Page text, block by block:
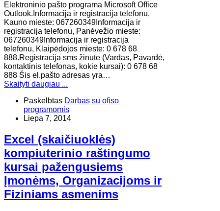
Elektroninio pašto programa Microsoft Office
Outlook.Informacija ir registracija telefonu,
Kauno mieste: 067260349Informacija ir
registracija telefonu, Panėvežio mieste:
067260349Informacija ir registracija
telefonu, Klaipėdojos mieste: 0 678 68
888.Registracija sms žinute (Vardas, Pavardė,
kontaktinis telefonas, kokie kursai): 0 678 68
888 Šis el.pašto adresas yra…
Skaityti daugiau ...
Paskelbtas Darbas su ofiso
programomis
Liepa 7, 2014
Excel (skaičiuoklės)
kompiuterinio raštingumo
kursai pažengusiems
Įmonėms, Organizacijoms ir
Fiziniams asmenims